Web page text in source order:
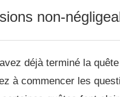
non-
déjà terminé la
à commencer les